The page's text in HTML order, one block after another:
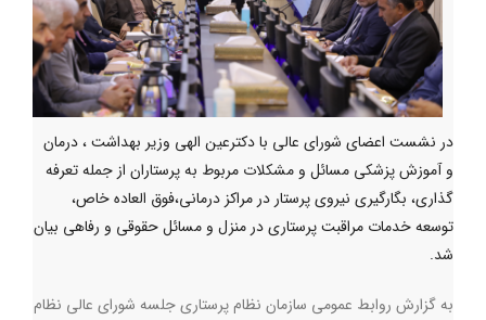
در نشست اعضای شورای عالی با دکترعین الهی وزیر بهداشت ، درمان
و آموزش پزشکی مسائل و مشکلات مربوط به پرستاران از جمله تعرفه
گذاری، بگارگیری نیروی پرستار در مراکز درمانی،فوق العاده خاص،
توسعه خدمات مراقبت پرستاری در منزل و مسائل حقوقی و رفاهی بیان
شد.
به گزارش روابط عمومی سازمان نظام پرستاری جلسه شورای عالی نظام